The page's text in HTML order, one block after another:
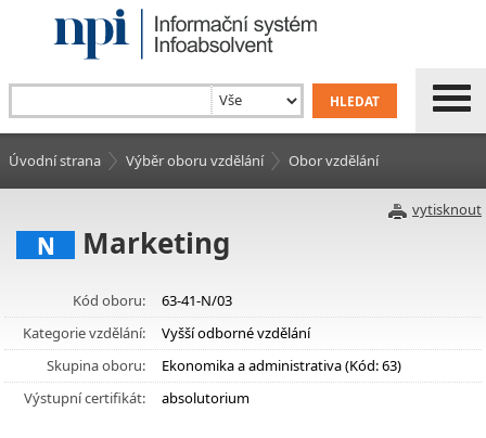
Úvodní strana Výběr oboru vzdělání Obor vzdělání
vytisknout
N Marketing
Kód oboru:
63-41-N/03
Kategorie vzdělání:
Vyšší odborné vzdělání
Skupina oboru:
Ekonomika a administrativa (Kód: 63)
Výstupní certifikát:
absolutorium